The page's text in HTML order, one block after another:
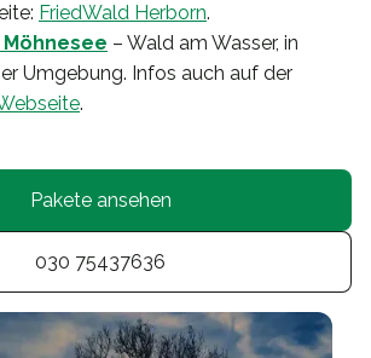
FriedWald Herborn.
– Wald am Wasser, in
Umgebung. Infos auch auf der
.
Pakete ansehen
030 75437636